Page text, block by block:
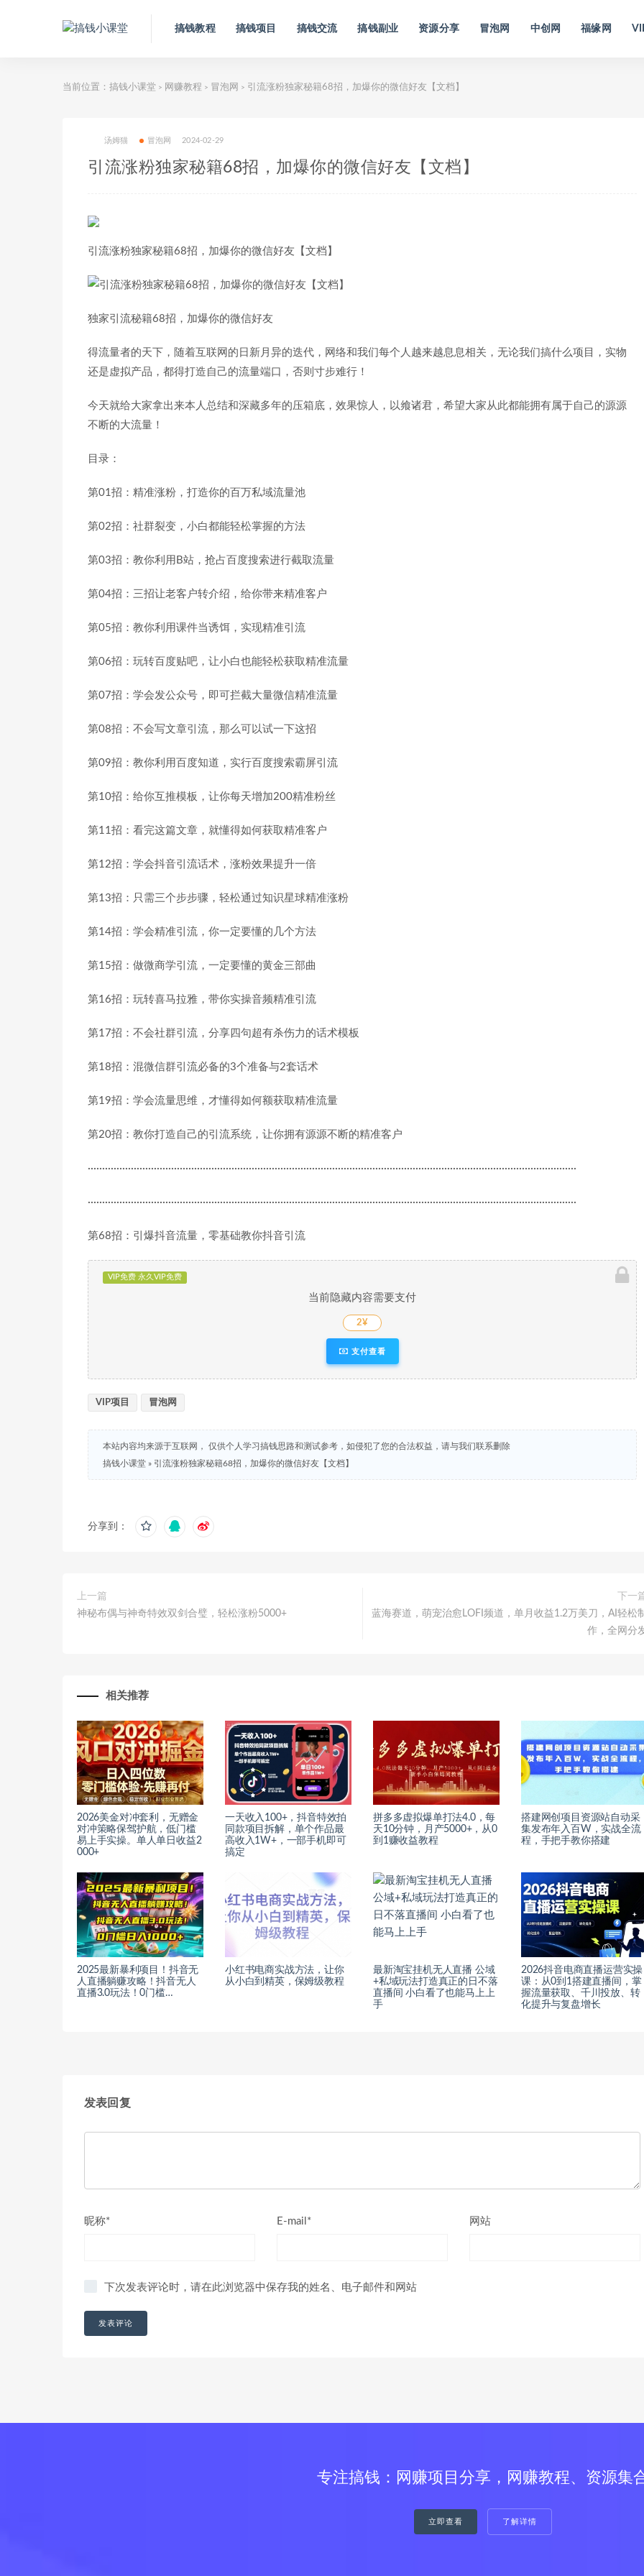
搞钱教程 搞钱项目 搞钱交流 搞钱副业 资源分享 冒泡网 中创网 福缘网
当前位置： 搞钱小课堂 > 网赚教程 > 冒泡网 > 引流涨粉独家秘籍68招，加爆你的微信好友【文档】
汤姆猫 冒泡网 2024-02-29
引流涨粉独家秘籍68招，加爆你的微信好友【文档】
引流涨粉独家秘籍68招，加爆你的微信好友【文档】
独家引流秘籍68招，加爆你的微信好友
得流量者的天下，随着互联网的日新月异的迭代，网络和我们每个人越来越息息相关，无论我们搞什么项目，实物
还是虚拟产品，都得打造自己的流量端口，否则寸步难行！
今天就给大家拿出来本人总结和深藏多年的压箱底，效果惊人，以飨诸君，希望大家从此都能拥有属于自己的源源
不断的大流量！
目录：
第01招：精准涨粉，打造你的百万私域流量池
第02招：社群裂变，小白都能轻松掌握的方法
第03招：教你利用B站，抢占百度搜索进行截取流量
第04招：三招让老客户转介绍，给你带来精准客户
第05招：教你利用课件当诱饵，实现精准引流
第06招：玩转百度贴吧，让小白也能轻松获取精准流量
第07招：学会发公众号，即可拦截大量微信精准流量
第08招：不会写文章引流，那么可以试一下这招
第09招：教你利用百度知道，实行百度搜索霸屏引流
第10招：给你互推模板，让你每天增加200精准粉丝
第11招：看完这篇文章，就懂得如何获取精准客户
第12招：学会抖音引流话术，涨粉效果提升一倍
第13招：只需三个步步骤，轻松通过知识星球精准涨粉
第14招：学会精准引流，你一定要懂的几个方法
第15招：做微商学引流，一定要懂的黄金三部曲
第16招：玩转喜马拉雅，带你实操音频精准引流
第17招：不会社群引流，分享四句超有杀伤力的话术模板
第18招：混微信群引流必备的3个准备与2套话术
第19招：学会流量思维，才懂得如何额获取精准流量
第20招：教你打造自己的引流系统，让你拥有源源不断的精准客户
··········································································································································································
··········································································································································································
第68招：引爆抖音流量，零基础教你抖音引流
VIP免费 永久VIP免费
当前隐藏内容需要支付
2¥
支付查看
VIP项目 冒泡网
本站内容均来源于互联网， 仅供个人学习搞钱思路和测试参考，如侵犯了您的合法权益，请与我们联系删除
搞钱小课堂 » 引流涨粉独家秘籍68招，加爆你的微信好友【文档】
分享到：
上一篇
神秘布偶与神奇特效双剑合璧，轻松涨粉5000+
下一
蓝海赛道，萌宠治愈LOFI频道，单月收益1.2万美刀，AI轻松
作，全网分
相关推荐
2026美金对冲套利，无赠金
对冲策略保驾护航，低门槛
易上手实操。单人单日收益2
000+
一天收入100+，抖音特效拍
同款项目拆解，单个作品最
高收入1W+，一部手机即可
搞定
拼多多虚拟爆单打法4.0，每
天10分钟，月产5000+，从0
到1赚收益教程
搭建网创项目资源站自动采
集发布年入百W，实战全流
程，手把手教你搭建
2025最新暴利项目！抖音无
人直播躺赚攻略！抖音无人
直播3.0玩法！0门槛…
小红书电商实战方法，让你
从小白到精英，保姆级教程
最新淘宝挂机无人直播 公域
+私域玩法打造真正的日不落
直播间 小白看了也能马上上
手
2026抖音电商直播运营实操
课：从0到1搭建直播间，掌
握流量获取、千川投放、转
化提升与复盘增长
发表回复
昵称* E-mail* 网站
下次发表评论时，请在此浏览器中保存我的姓名、电子邮件和网站
专注搞钱：网赚项目分享，网赚教程、资源集
立即查看 了解详情